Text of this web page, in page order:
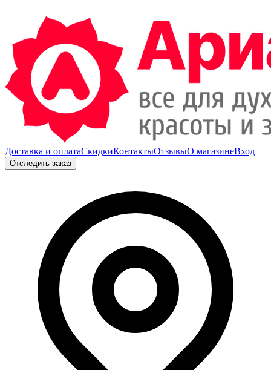
Доставка и оплатаСкидкиКонтактыОтзывыО магазинеВход
Отследить заказ